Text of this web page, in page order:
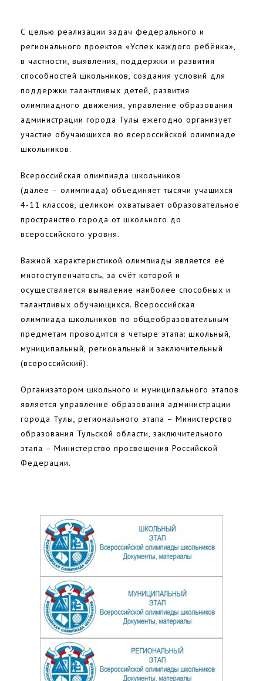
С целью реализации задач федерального и
регионального проектов «Успех каждого ребёнка»,
в частности, выявления, поддержки и развития
способностей школьников, создания условий для
поддержки талантливых детей, развития
олимпиадного движения, управление образования
администрации города Тулы ежегодно организует
участие обучающихся во всероссийской олимпиаде
школьников.
Всероссийская олимпиада школьников
(далее – олимпиада) объединяет тысячи учащихся
4-11 классов, целиком охватывает образовательное
пространство города от школьного до
всероссийского уровня.
Важной характеристикой олимпиады является её
многоступенчатость, за счёт которой и
осуществляется выявление наиболее способных и
талантливых обучающихся. Всероссийская
олимпиада школьников по общеобразовательным
предметам проводится в четыре этапа: школьный,
муниципальный, региональный и заключительный
(всероссийский).
Организатором школьного и муниципального этапов
является управление образования администрации
города Тулы, регионального этапа – Министерство
образования Тульской области, заключительного
этапа – Министерство просвещения Российской
Федерации.